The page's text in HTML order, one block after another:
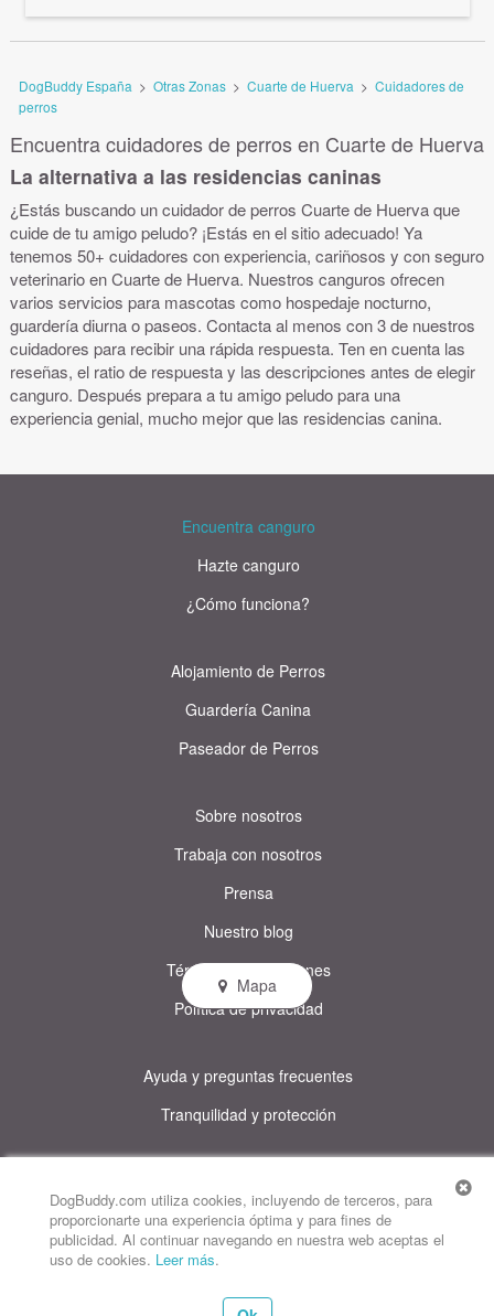
DogBuddy.com utiliza cookies, incluyendo de terceros, para
proporcionarte una experiencia óptima y para fines de
publicidad. Al continuar navegando en nuestra web aceptas el
uso de cookies. Leer más.
DogBuddy España > Otras Zonas > Cuarte de Huerva > Cuidadores de
perros
Encuentra cuidadores de perros en Cuarte de Huerva
La alternativa a las residencias caninas
¿Estás buscando un cuidador de perros Cuarte de Huerva que
cuide de tu amigo peludo? ¡Estás en el sitio adecuado! Ya
tenemos 50+ cuidadores con experiencia, cariñosos y con seguro
veterinario en Cuarte de Huerva. Nuestros canguros ofrecen
varios servicios para mascotas como hospedaje nocturno,
guardería diurna o paseos. Contacta al menos con 3 de nuestros
cuidadores para recibir una rápida respuesta. Ten en cuenta las
reseñas, el ratio de respuesta y las descripciones antes de elegir
canguro. Después prepara a tu amigo peludo para una
experiencia genial, mucho mejor que las residencias canina.
Mapa
Encuentra canguro
Hazte canguro
¿Cómo funciona?
Alojamiento de Perros
Guardería Canina
Paseador de Perros
Sobre nosotros
Trabaja con nosotros
Prensa
Nuestro blog
Términos y condiciones
Política de privacidad
Ayuda y preguntas frecuentes
Tranquilidad y protección
Este sitio utiliza cookies
DogBuddy Estados Unidos DogBuddy Reino Unido DogBuddy Italia